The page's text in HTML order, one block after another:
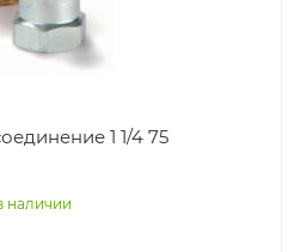
1 1/4 75
наличии